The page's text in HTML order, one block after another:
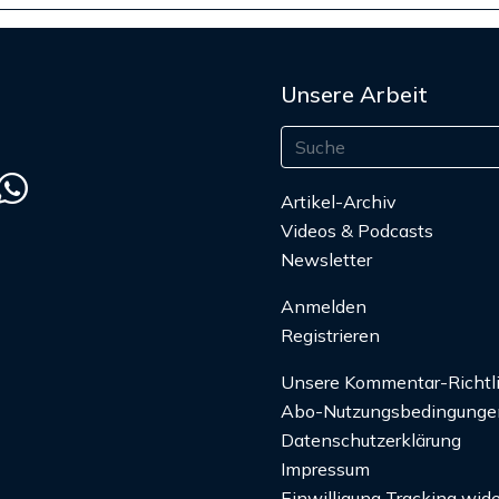
Unsere Arbeit
Artikel-Archiv
Videos & Podcasts
Newsletter
Anmelden
Registrieren
Unsere Kommentar-
Abo-
Datenschutzerklärung
Impressum